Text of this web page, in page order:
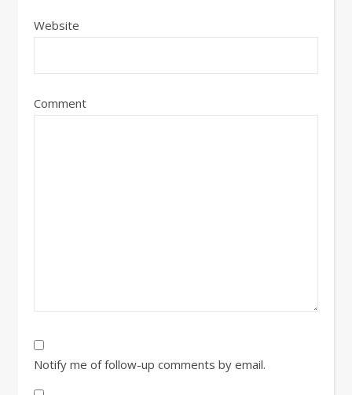
Website
Comment
Notify me of follow-up comments by email.